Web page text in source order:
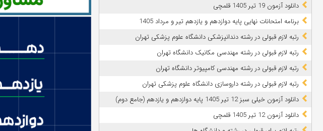
دانلود آزمون 19 تیر 1405 قلمچی
برنامه امتحانات نهایی پایه دوازدهم و یازدهم تیر و مرداد 1405
رتبه لازم قبولی در رشته دندانپزشکی دانشگاه علوم پزشکی تهران
رتبه لازم قبولی در رشته مهندسی مکانیک دانشگاه تهران
رتبه لازم قبولی در رشته مهندسی کامپیوتر دانشگاه تهران
رتبه لازم قبولی در رشته داروسازی دانشگاه علوم پزشکی تهران
دانلود آزمون خیلی سبز 12 تیر 1405 پایه دوازدهم و یازدهم (جامع دوم)
دانلود آزمون 12 تیر 1405 قلمچی